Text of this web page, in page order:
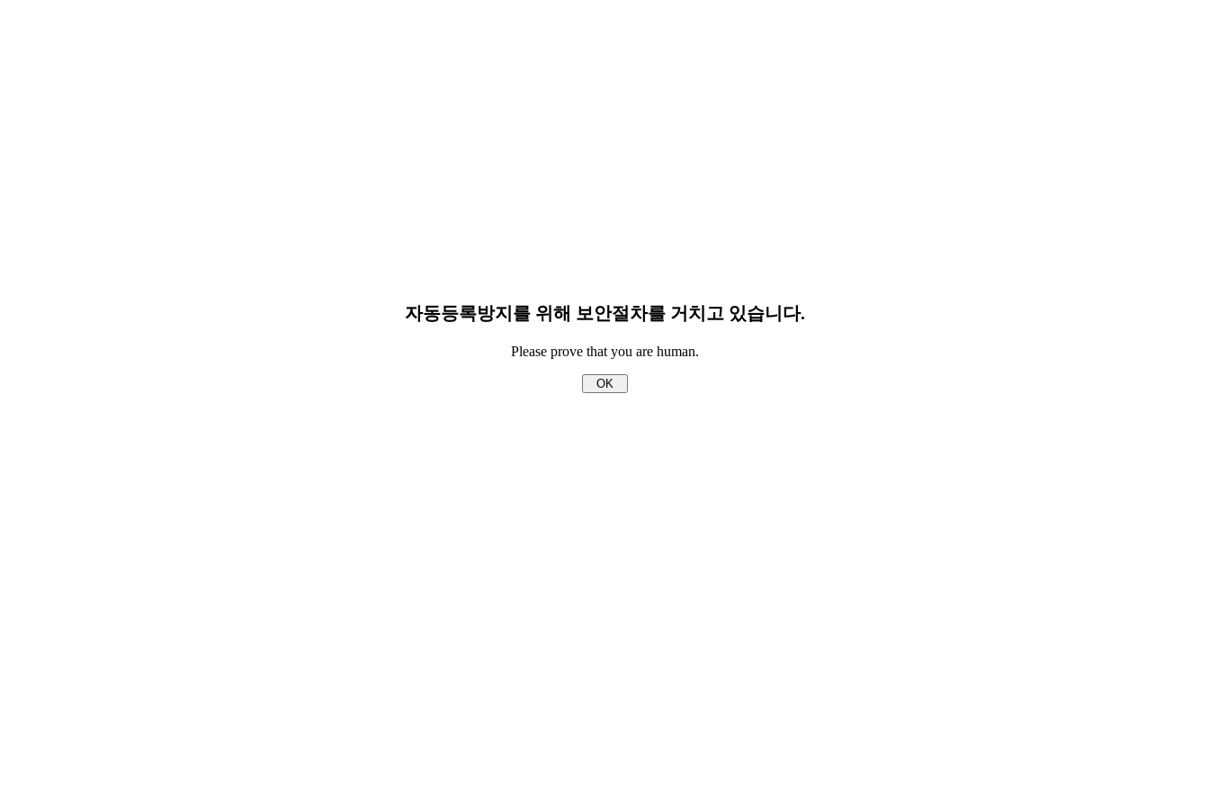
자동등록방지를 위해 보안절차를 거치고 있습니다.
Please prove that you are human.